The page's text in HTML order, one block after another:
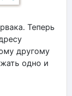
Теперь
другому
одно и